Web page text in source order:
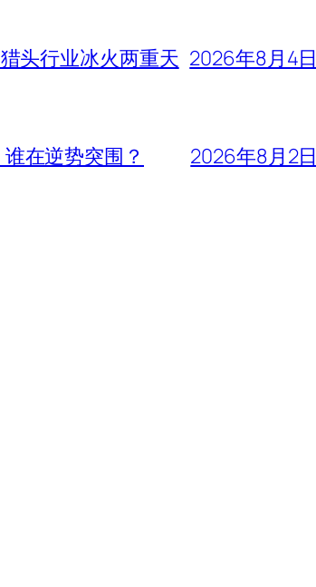
头行业冰火两重天 2026年8月4日
在逆势突围？ 2026年8月2日